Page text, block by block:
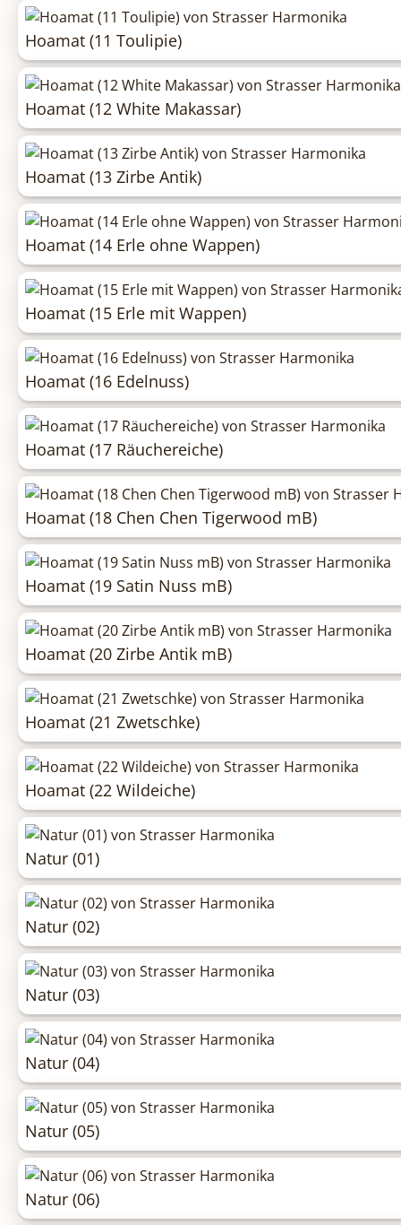
Hoamat (11 Toulipie)
Hoamat (12 White Makassar)
Hoamat (13 Zirbe Antik)
Hoamat (14 Erle ohne Wappen)
Hoamat (15 Erle mit Wappen)
Hoamat (16 Edelnuss)
Hoamat (17 Räuchereiche)
Hoamat (18 Chen Chen Tigerwood mB)
Hoamat (19 Satin Nuss mB)
Hoamat (20 Zirbe Antik mB)
Hoamat (21 Zwetschke)
Hoamat (22 Wildeiche)
Natur (01)
Natur (02)
Natur (03)
Natur (04)
Natur (05)
Natur (06)